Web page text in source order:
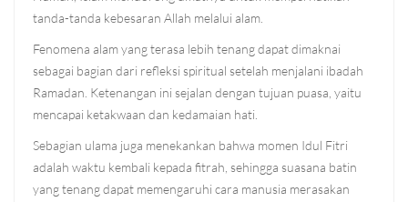
tanda-tanda kebesaran Allah melalui alam.
Fenomena alam yang terasa lebih tenang dapat dimaknai
sebagai bagian dari refleksi spiritual setelah menjalani ibadah
Ramadan. Ketenangan ini sejalan dengan tujuan puasa, yaitu
mencapai ketakwaan dan kedamaian hati.
Sebagian ulama juga menekankan bahwa momen Idul Fitri
adalah waktu kembali kepada fitrah, sehingga suasana batin
yang tenang dapat memengaruhi cara manusia merasakan